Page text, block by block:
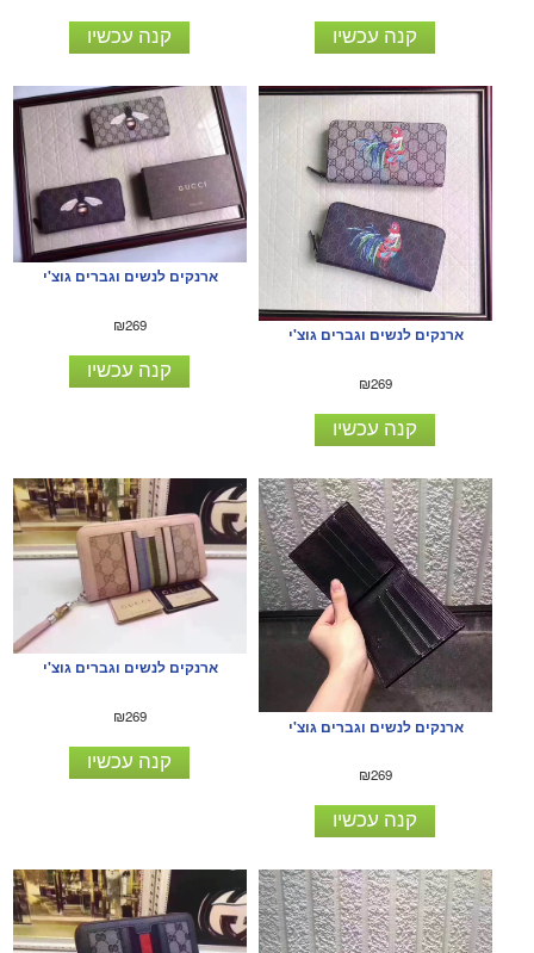
קנה עכשיו קנה עכשיו
ארנקים לנשים וגברים גוצ'י
₪269
קנה עכשיו
ארנקים לנשים וגברים גוצ'י
₪269
קנה עכשיו
ארנקים לנשים וגברים גוצ'י
₪269
קנה עכשיו
ארנקים לנשים וגברים גוצ'י
₪269
קנה עכשיו